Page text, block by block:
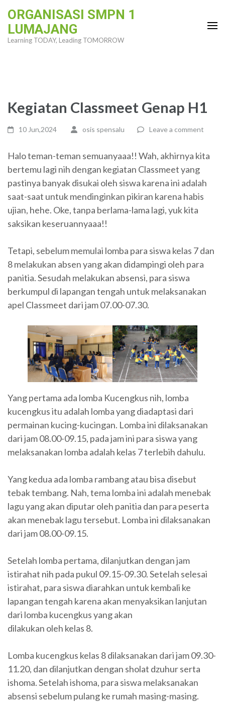
content
ORGANISASI SMPN 1
LUMAJANG
Learning TODAY, Leading TOMORROW
Kegiatan Classmeet Genap H1
10 Jun,2024 osis spensalu Leave a comment
Halo teman-teman semuanyaaa!! Wah, akhirnya kita
bertemu lagi nih dengan kegiatan Classmeet yang
pastinya banyak disukai oleh siswa karena ini adalah
saat-saat untuk mendinginkan pikiran karena habis
ujian, hehe. Oke, tanpa berlama-lama lagi, yuk kita
saksikan keseruannyaaa!!
Tetapi, sebelum memulai lomba para siswa kelas 7 dan
8 melakukan absen yang akan didampingi oleh para
panitia. Sesudah melakukan absensi, para siswa
berkumpul di lapangan tengah untuk melaksanakan
apel Classmeet dari jam 07.00-07.30.
Yang pertama ada lomba Kucengkus nih, lomba
kucengkus itu adalah lomba yang diadaptasi dari
permainan kucing-kucingan. Lomba ini dilaksanakan
dari jam 08.00-09.15, pada jam ini para siswa yang
melaksanakan lomba adalah kelas 7 terlebih dahulu.
Yang kedua ada lomba rambang atau bisa disebut
tebak tembang. Nah, tema lomba ini adalah menebak
lagu yang akan diputar oleh panitia dan para peserta
akan menebak lagu tersebut. Lomba ini dilaksanakan
dari jam 08.00-09.15.
Setelah lomba pertama, dilanjutkan dengan jam
istirahat nih pada pukul 09.15-09.30. Setelah selesai
istirahat, para siswa diarahkan untuk kembali ke
lapangan tengah karena akan menyaksikan lanjutan
dari lomba kucengkus yang akan
dilakukan oleh kelas 8.
Lomba kucengkus kelas 8 dilaksanakan dari jam 09.30-
11.20, dan dilanjutkan dengan sholat dzuhur serta
ishoma. Setelah ishoma, para siswa melaksanakan
absensi sebelum pulang ke rumah masing-masing.